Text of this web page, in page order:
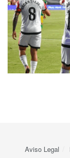
Aviso Legal